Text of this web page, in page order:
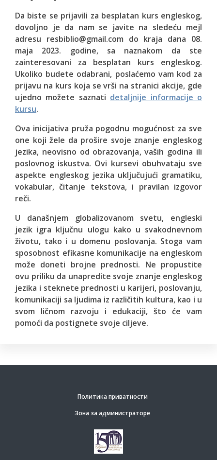
Da biste se prijavili za besplatan kurs engleskog,
dovoljno je da nam se javite na sledeću mejl
adresu resbiblio@gmail.com do kraja dana 08.
maja 2023. godine, sa naznakom da ste
zainteresovani za besplatan kurs engleskog.
Ukoliko budete odabrani, poslaćemo vam kod za
prijavu na kurs koja se vrši na stranici akcije, gde
ujedno možete saznati detaljnije informacije o
kursu.
Ova inicijativa pruža pogodnu mogućnost za sve
one koji žele da prošire svoje znanje engleskog
jezika, neovisno od obrazovanja, vaših godina ili
poslovnog iskustva. Ovi kursevi obuhvataju sve
aspekte engleskog jezika uključujući gramatiku,
vokabular, čitanje tekstova, i pravilan izgovor
reči.
U današnjem globalizovanom svetu, engleski
jezik igra ključnu ulogu kako u svakodnevnom
životu, tako i u domenu poslovanja. Stoga vam
sposobnost efikasne komunikacije na engleskom
može doneti brojne prednosti. Ne propustite
ovu priliku da unapredite svoje znanje engleskog
jezika i steknete prednosti u karijeri, poslovanju,
komunikaciji sa ljudima iz različitih kultura, kao i u
svom ličnom razvoju i edukaciji, što će vam
pomoći da postignete svoje ciljeve.
Политика приватности
Зона за администраторе